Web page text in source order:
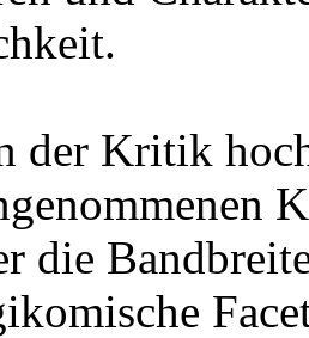
der Kritik
die